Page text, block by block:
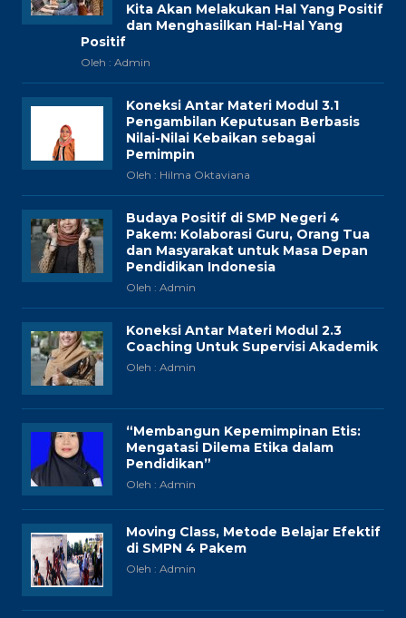
Kita Akan Melakukan Hal Yang Positif
dan Menghasilkan Hal-Hal Yang
Positif
Oleh : Admin
Koneksi Antar Materi Modul 3.1
Pengambilan Keputusan Berbasis
Nilai-Nilai Kebaikan sebagai
Pemimpin
Oleh : Hilma Oktaviana
Budaya Positif di SMP Negeri 4
Pakem: Kolaborasi Guru, Orang Tua
dan Masyarakat untuk Masa Depan
Pendidikan Indonesia
Oleh : Admin
Koneksi Antar Materi Modul 2.3
Coaching Untuk Supervisi Akademik
Oleh : Admin
“Membangun Kepemimpinan Etis:
Mengatasi Dilema Etika dalam
Pendidikan”
Oleh : Admin
Moving Class, Metode Belajar Efektif
di SMPN 4 Pakem
Oleh : Admin